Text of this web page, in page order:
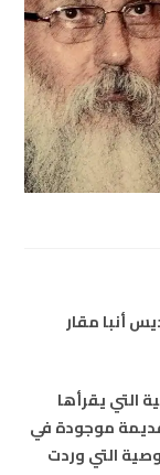
أنبا مقار
التي يقرأها
موجودة في
التي وردت